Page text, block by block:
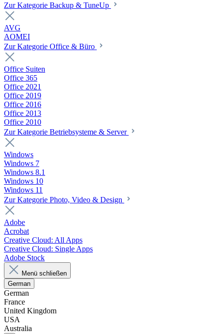
Zur Kategorie Backup & TuneUp
AVG
AOMEI
Zur Kategorie Office & Büro
Office Suiten
Office 365
Office 2021
Office 2019
Office 2016
Office 2013
Office 2010
Zur Kategorie Betriebsysteme & Server
Windows
Windows 7
Windows 8.1
Windows 10
Windows 11
Zur Kategorie Photo, Video & Design
Adobe
Acrobat
Creative Cloud: All Apps
Creative Cloud: Single Apps
Adobe Stock
Menü schließen
German
German
France
United Kingdom
USA
Australia